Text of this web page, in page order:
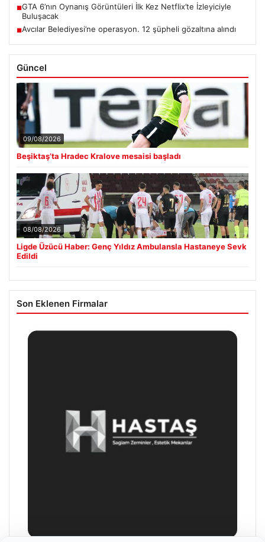
■GTA 6’nın Oynanış Görüntüleri İlk Kez Netflix’te İzleyiciyle
Buluşacak
■Avcılar Belediyesi’ne operasyon. 12 şüpheli gözaltına alındı
Güncel
09/08/2026
Beşiktaş’ta Hradec Kralove mesaisi başladı
08/08/2026
Ligde Üzücü Haber: Genç Yıldız Ambulansla Hastaneye Sevk
Edildi
Son Eklenen Firmalar